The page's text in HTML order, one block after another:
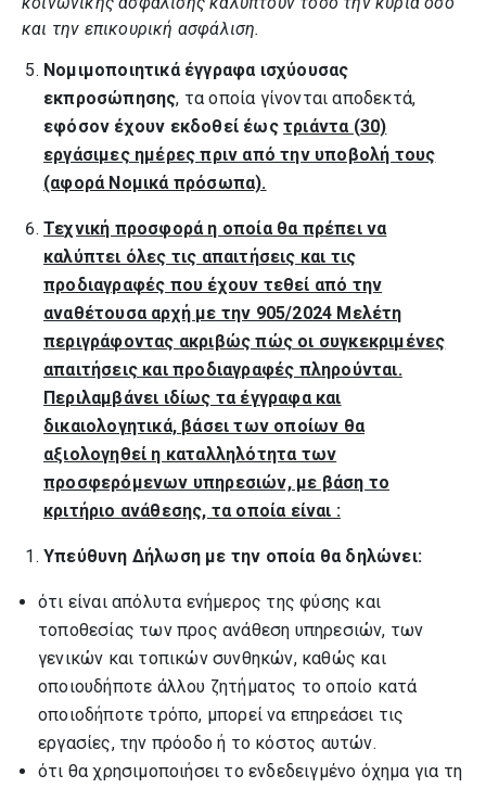
και την επικουρική ασφάλιση.
Νομιμοποιητικά έγγραφα ισχύουσας
εκπροσώπησης, τα οποία γίνονται αποδεκτά,
εφόσον έχουν εκδοθεί έως τριάντα (30)
εργάσιμες ημέρες πριν από την υποβολή τους
(αφορά Νομικά πρόσωπα).
Τεχνική προσφορά η οποία θα πρέπει να
καλύπτει όλες τις απαιτήσεις και τις
προδιαγραφές που έχουν τεθεί από την
αναθέτουσα αρχή με την 905/2024 Μελέτη
περιγράφοντας ακριβώς πώς οι συγκεκριμένες
απαιτήσεις και προδιαγραφές πληρούνται.
Περιλαμβάνει ιδίως τα έγγραφα και
δικαιολογητικά, βάσει των οποίων θα
αξιολογηθεί η καταλληλότητα των
προσφερόμενων υπηρεσιών, με βάση το
κριτήριο ανάθεσης, τα οποία είναι :
Υπεύθυνη Δήλωση με την οποία θα δηλώνει:
ότι είναι απόλυτα ενήμερος της φύσης και
τοποθεσίας των προς ανάθεση υπηρεσιών, των
γενικών και τοπικών συνθηκών, καθώς και
οποιουδήποτε άλλου ζητήματος το οποίο κατά
οποιοδήποτε τρόπο, μπορεί να επηρεάσει τις
εργασίες, την πρόοδο ή το κόστος αυτών.
ότι θα χρησιμοποιήσει το ενδεδειγμένο όχημα για τη